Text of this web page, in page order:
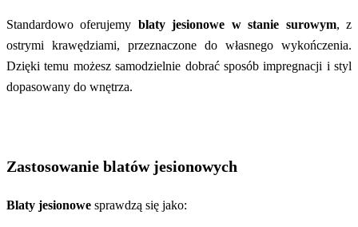
Standardowo oferujemy blaty jesionowe w stanie surowym, z
ostrymi krawędziami, przeznaczone do własnego wykończenia.
Dzięki temu możesz samodzielnie dobrać sposób impregnacji i styl
dopasowany do wnętrza.
Zastosowanie blatów jesionowych
Blaty jesionowe sprawdzą się jako: